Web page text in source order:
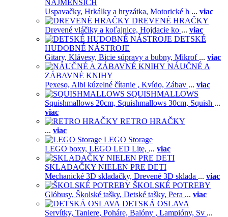
NAJMENŠÍCH
Uspavačky, Hrkálky a hryzátka, Motorické h ... viac
DREVENÉ HRAČKY
Drevené vláčiky a koľajnice, Hojdacie ko ... viac
DETSKÉ
HUDOBNÉ NÁSTROJE
Gitary, Klávesy, Bicie súpravy a bubny, Mikrof ... viac
NÁUČNÉ A
ZÁBAVNÉ KNIHY
Pexeso, Albi kúzelné čítanie , Kvído, Zábav ... viac
SQUISHMALLOWS
Squishmallows 20cm, Squishmallows 30cm, Squish ...
viac
RETRO HRAČKY
... viac
LEGO Storage
LEGO boxy, LEGO LED Lite, ... viac
SKLADAČKY NIELEN PRE DETI
Mechanické 3D skladačky, Drevené 3D sklada ... viac
ŠKOLSKÉ POTREBY
Glóbusy, Školské tašky, Detské tašky, Pera ... viac
DETSKÁ OSLAVA
Servítky, Taniere, Poháre, Balóny , Lampióny, Sv ...